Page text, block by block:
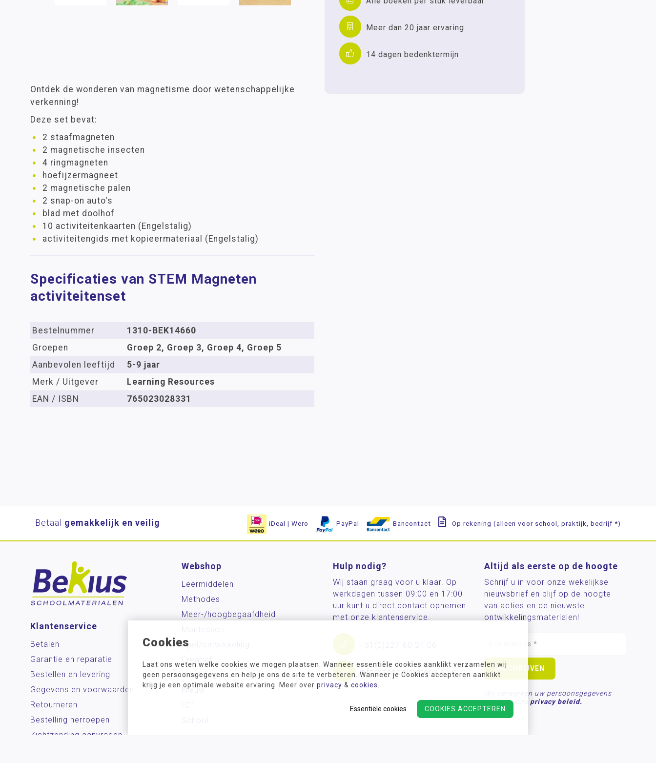
Cookies
Laat ons weten welke cookies we mogen plaatsen. Wanneer essentiële cookies aanklikt verzamelen wij
geen persoonsgegevens en help je ons de site te verbeteren. Wanneer je Cookies accepteren aanklikt
krijg je een optimale website ervaring. Meer over privacy & cookies
COOKIES ACCEPTEREN
Essentiële cookies
Meer dan 20 jaar ervaring
14 dagen bedenktermijn
Ontdek de wonderen van magnetisme door wetenschappelijke
verkenning!
Deze set bevat:
2 staafmagneten
2 magnetische insecten
4 ringmagneten
hoefijzermagneet
2 magnetische palen
2 snap-on auto's
blad met doolhof
10 activiteitenkaarten (Engelstalig)
activiteitengids met kopieermateriaal (Engelstalig)
Specificaties van STEM Magneten
activiteitenset
Bestelnummer
1310-BEK14660
Groepen
Groep 2, Groep 3, Groep 4, Groep 5
Aanbevolen leeftijd
5-9 jaar
Merk / Uitgever
Learning Resources
EAN / ISBN
765023028331
Betaal gemakkelijk en veilig iDeal | Wero PayPal Bancontact Op rekening (alleen voor school, praktijk, bedrijf *)
Klantenservice
Betalen
Garantie en reparatie
Bestellen en levering
Gegevens en voorwaarden
Retourneren
Bestelling herroepen
Zichtzending aanvragen
Webshop
Leermiddelen
Methodes
Meer-/hoog­begaafdheid
Spel/ontwikkeling
Creatief
Inrichting
Nieuw
Hulp nodig?
Wij staan graag voor u klaar. Op
werkdagen tussen 09:00 en 17:00
uur kunt u direct contact opnemen
met onze klantenservice.
info@schoolmaterialen.nl
Altijd als eerste op de hoogte
Schrijf u in voor onze wekelijkse
nieuwsbrief en blijf op de hoogte
van acties en de nieuwste
ontwikkelingsmaterialen!
Wij verwerken uw persoonsgegevens
conform ons privacy beleid.